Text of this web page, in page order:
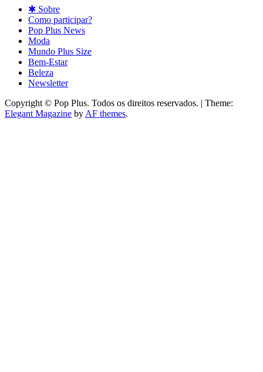
✱ Sobre
Como participar?
Pop Plus News
Moda
Mundo Plus Size
Bem-Estar
Beleza
Newsletter
Copyright © Pop Plus. Todos os direitos reservados. | Theme:
Elegant Magazine by AF themes.